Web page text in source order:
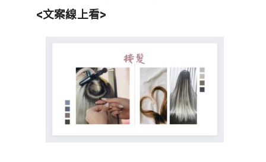
<文案線上看>